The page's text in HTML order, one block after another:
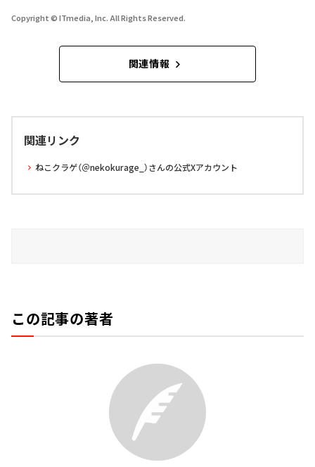
Copyright © ITmedia, Inc. All Rights Reserved.
関連情報
関連リンク
ねこクラゲ（＠nekokurage_）さんの公式Xアカウント
この記事の著者